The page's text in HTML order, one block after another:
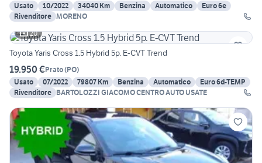
Usato
10/2022 34040 Km Benzina Automatico
Euro 6e
Rivenditore MORENO
20
Toyota Yaris Cross 1.5 Hybrid 5p. E-CVT Trend
19.950 €Prato(PO)
Usato
07/2022 79807 Km Benzina Automatico
Euro 6d-TEMP
Rivenditore BARTOLOZZI GIACOMO CENTRO AUTO USATE